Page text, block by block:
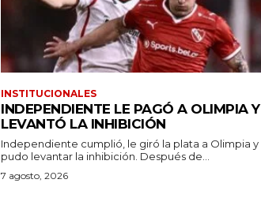
INSTITUCIONALES
INDEPENDIENTE LE PAGÓ A OLIMPIA Y
LEVANTÓ LA INHIBICIÓN
Independiente cumplió, le giró la plata a Olimpia y
pudo levantar la inhibición. Después de...
7 agosto, 2026